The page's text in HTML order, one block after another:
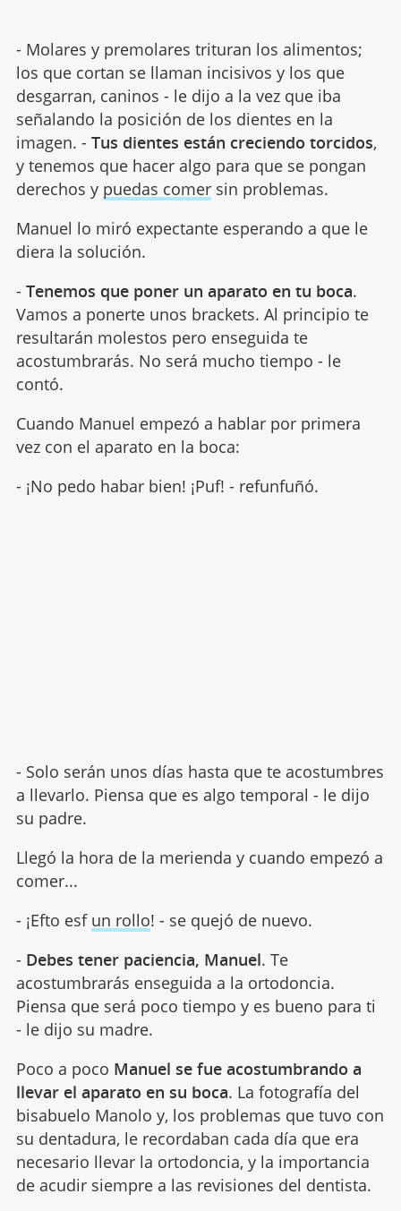
- Molares y premolares trituran los alimentos;
los que cortan se llaman incisivos y los que
desgarran, caninos - le dijo a la vez que iba
señalando la posición de los dientes en la
imagen. - Tus dientes están creciendo torcidos,
y tenemos que hacer algo para que se pongan
derechos y puedas comersin problemas.
Manuel lo miró expectante esperando a que le
diera la solución.
- Tenemos que poner un aparato en tu boca.
Vamos a ponerte unos brackets. Al principio te
resultarán molestos pero enseguida te
acostumbrarás. No será mucho tiempo - le
contó.
Cuando Manuel empezó a hablar por primera
vez con el aparato en la boca:
- ¡No pedo habar bien! ¡Puf! - refunfuñó.
- Solo serán unos días hasta que te acostumbres
a llevarlo. Piensa que es algo temporal - le dijo
su padre.
Llegó la hora de la merienda y cuando empezó a
comer...
- ¡Efto esf un rollo! - se quejó de nuevo.
- Debes tener paciencia, Manuel. Te
acostumbrarás enseguida a la ortodoncia.
Piensa que será poco tiempo y es bueno para ti
- le dijo su madre.
Poco a poco Manuel se fue acostumbrando a
llevar el aparato en su boca. La fotografía del
bisabuelo Manolo y, los problemas que tuvo con
su dentadura, le recordaban cada día que era
necesario llevar la ortodoncia, y la importancia
de acudir siempre a las revisiones del dentista.